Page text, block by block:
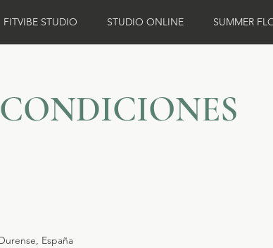
FITVIBE STUDIO STUDIO ONLINE SUMMER
España